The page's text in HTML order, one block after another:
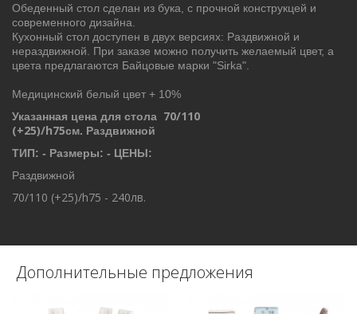
Обеденный стол сделан из бука, с прочной конструкцей и
современного дизайна.
Кухонный стол доступен в двух версиях: Раздвижной и
нераздвижной. При заказе можно получить желаемый цвет, а
цвета предлагаются Байцовые марки "Sirka".
Медицинский белый цвет + 10%
Указанная цена для стола 70/110
(+25)/h75см. Раздвижной
ТИП: - Размеры: - ЦЕНЫ:
Раздвижной
70/110 (+25)/h75 - 240лв.
Дополнительные предложения